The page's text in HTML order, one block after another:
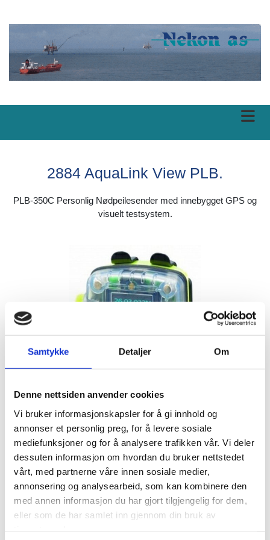
Samtykke Detaljer Om
Denne nettsiden anvender cookies
Vi bruker informasjonskapsler for å gi innhold og
annonser et personlig preg, for å levere sosiale
mediefunksjoner og for å analysere trafikken vår. Vi deler
dessuten informasjon om hvordan du bruker nettstedet
vårt, med partnerne våre innen sosiale medier,
annonsering og analysearbeid, som kan kombinere den
med annen informasjon du har gjort tilgjengelig for dem,
eller som de har samlet inn gjennom din bruk av
2884 AquaLink View PLB.
PLB-350C Personlig Nødpeilesender med innebygget GPS og
visuelt testsystem.